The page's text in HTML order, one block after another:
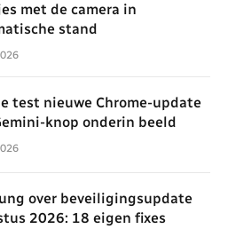
met de camera in
stand
test nieuwe Chrome-update
knop onderin beeld
over beveiligingsupdate
2026: 18 eigen fixes